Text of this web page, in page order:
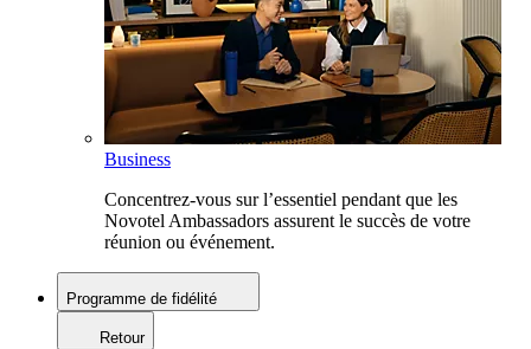
Business
Concentrez-vous sur l’essentiel pendant que les
Novotel Ambassadors assurent le succès de votre
réunion ou événement.
Programme de fidélité
Retour